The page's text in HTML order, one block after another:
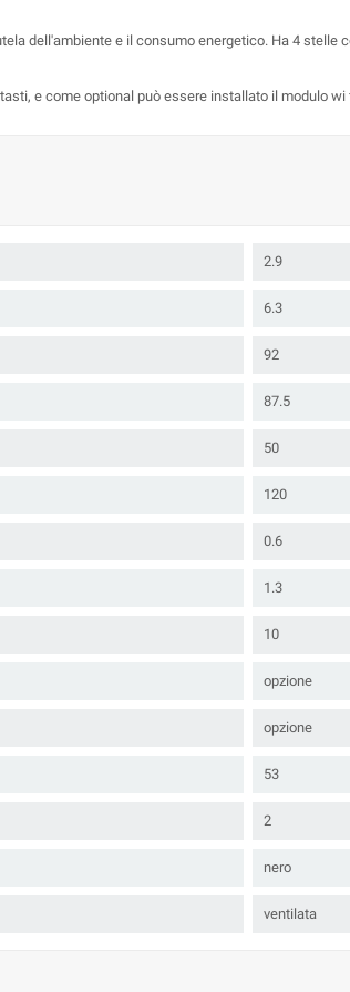
dell'ambiente e il consumo energetico. Ha 4
e come optional può essere installato il modulo
2.9
6.3
92
87.5
50
120
0.6
1.3
10
opzione
opzione
53
2
nero
ventilata